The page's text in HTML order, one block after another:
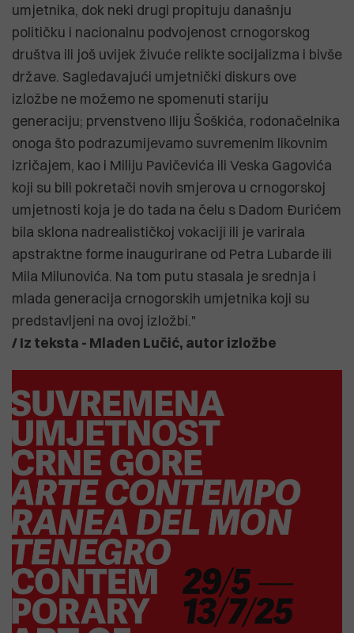
umjetnika, dok neki drugi propituju današnju
političku i nacionalnu podvojenost crnogorskog
društva ili još uvijek živuće relikte socijalizma i bivše
države. Sagledavajući umjetnički diskurs ove
izložbe ne možemo ne spomenuti stariju
generaciju; prvenstveno Iliju Šoškića, rodonačelnika
onoga što podrazumijevamo suvremenim likovnim
izričajem, kao i Miliju Pavičevića ili Veska Gagovića
koji su bili pokretači novih smjerova u crnogorskoj
umjetnosti koja je do tada na čelu s Dadom Đurićem
bila sklona nadrealističkoj vokaciji ili je varirala
apstraktne forme inaugurirane od Petra Lubarde ili
Mila Milunovića. Na tom putu stasala je srednja i
mlada generacija crnogorskih umjetnika koji su
predstavljeni na ovoj izložbi."
/ Iz teksta - Mladen Lučić, autor izložbe